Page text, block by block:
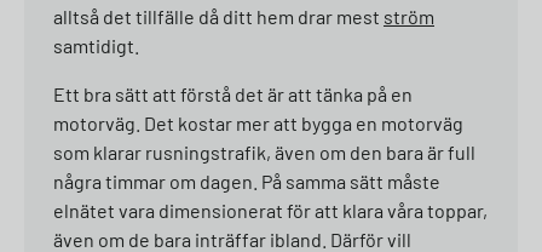
alltså det tillfälle då ditt hem drar mest ström
samtidigt.
Ett bra sätt att förstå det är att tänka på en
motorväg. Det kostar mer att bygga en motorväg
som klarar rusningstrafik, även om den bara är full
några timmar om dagen. På samma sätt måste
elnätet vara dimensionerat för att klara våra toppar,
även om de bara inträffar ibland. Därför vill